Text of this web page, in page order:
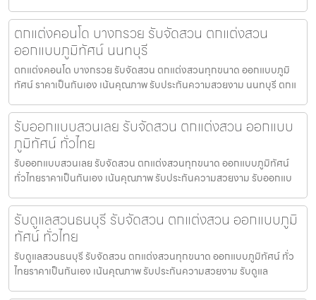
ตกแต่งคอนโด บางกรวย รับจัดสวน ตกแต่งสวน
ออกแบบภูมิทัศน์ นนทบุรี
ตกแต่งคอนโด บางกรวย รับจัดสวน ตกแต่งสวนทุกขนาด ออกแบบภูมิ
ทัศน์ ราคาเป็นกันเอง เน้นคุณภาพ รับประกันความสวยงาม นนทบุรี ตกแ
รับออกแบบสวนเลย รับจัดสวน ตกแต่งสวน ออกแบบ
ภูมิทัศน์ ทั่วไทย
รับออกแบบสวนเลย รับจัดสวน ตกแต่งสวนทุกขนาด ออกแบบภูมิทัศน์
ทั่วไทยราคาเป็นกันเอง เน้นคุณภาพ รับประกันความสวยงาม รับออกแบ
รับดูแลสวนธนบุรี รับจัดสวน ตกแต่งสวน ออกแบบภูมิ
ทัศน์ ทั่วไทย
รับดูแลสวนธนบุรี รับจัดสวน ตกแต่งสวนทุกขนาด ออกแบบภูมิทัศน์ ทั่ว
ไทยราคาเป็นกันเอง เน้นคุณภาพ รับประกันความสวยงาม รับดูแล